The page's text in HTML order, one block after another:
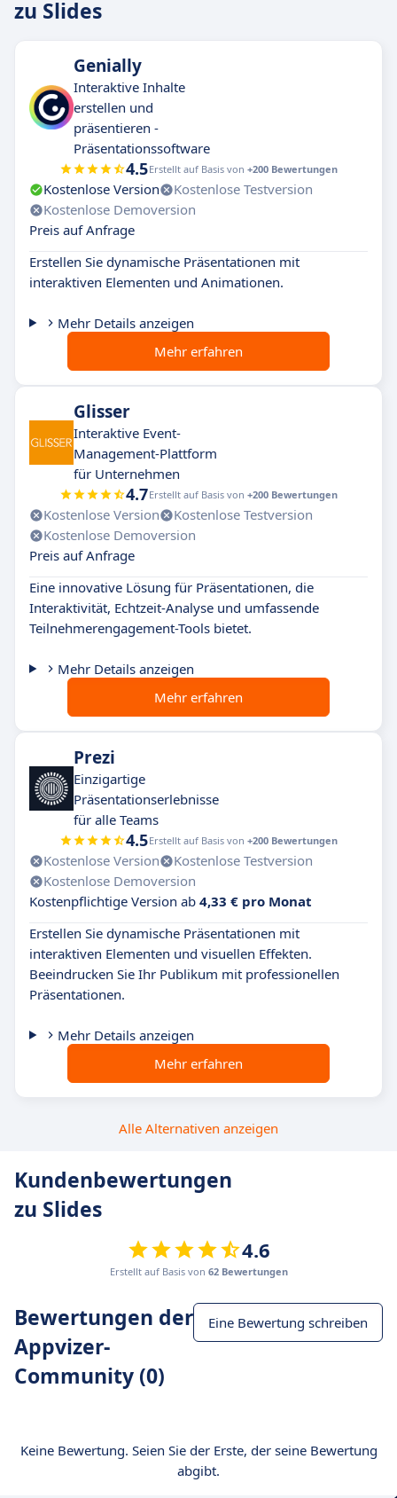
zu Slides
Genially
Interaktive Inhalte
erstellen und
präsentieren -
Präsentationssoftware
4.5Erstellt auf Basis von +200 Bewertungen
Kostenlose Version
Kostenlose Testversion
Kostenlose Demoversion
Preis auf Anfrage
Erstellen Sie dynamische Präsentationen mit
interaktiven Elementen und Animationen.
Mehr Details anzeigen
Mehr erfahren
Glisser
Interaktive Event-
Management-Plattform
für Unternehmen
4.7Erstellt auf Basis von +200 Bewertungen
Kostenlose Version
Kostenlose Testversion
Kostenlose Demoversion
Preis auf Anfrage
Eine innovative Lösung für Präsentationen, die
Interaktivität, Echtzeit-Analyse und umfassende
Teilnehmerengagement-Tools bietet.
Mehr Details anzeigen
Mehr erfahren
Prezi
Einzigartige
Präsentationserlebnisse
für alle Teams
4.5Erstellt auf Basis von +200 Bewertungen
Kostenlose Version
Kostenlose Testversion
Kostenlose Demoversion
Kostenpflichtige Version ab 4,33 € pro Monat
Erstellen Sie dynamische Präsentationen mit
interaktiven Elementen und visuellen Effekten.
Beeindrucken Sie Ihr Publikum mit professionellen
Präsentationen.
Mehr Details anzeigen
Mehr erfahren
Alle Alternativen anzeigen
Kundenbewertungen
zu Slides
4.6
Erstellt auf Basis von 62 Bewertungen
Bewertungen der
Appvizer-
Community (0)
Eine Bewertung schreiben
Keine Bewertung. Seien Sie der Erste, der seine Bewertung
abgibt.